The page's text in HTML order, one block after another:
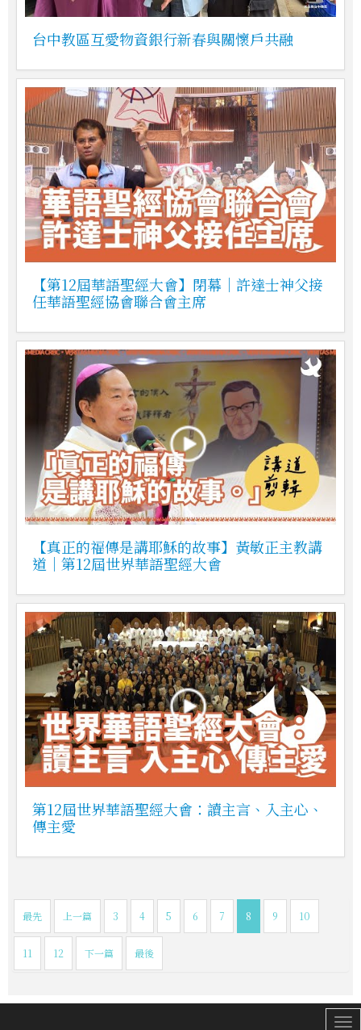
台中教區互愛物資銀行新春與關懷戶共融
【第12屆華語聖經大會】閉幕｜許達士神父接
任華語聖經協會聯合會主席
【真正的福傳是講耶穌的故事】黃敏正主教講
道｜第12屆世界華語聖經大會
第12屆世界華語聖經大會：讀主言、入主心、
傳主愛
最先 上一篇 3 4 5 6 7 8 9 10
11 12 下一篇 最後